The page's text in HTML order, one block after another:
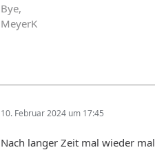
Bye,
MeyerK
10. Februar 2024 um 17:45
Nach langer Zeit mal wieder